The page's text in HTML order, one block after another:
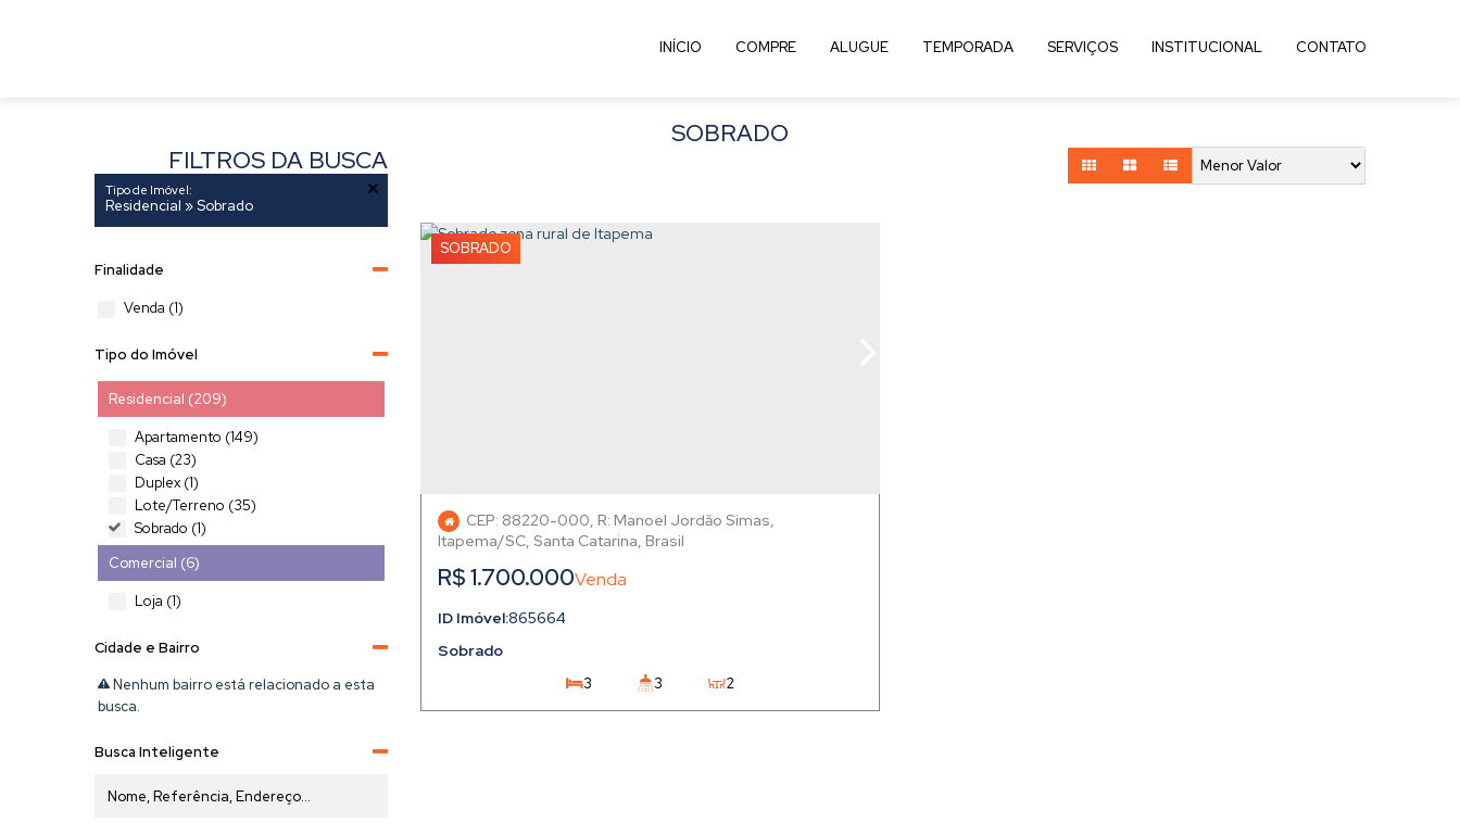
TEMPORADA SERVIÇOS INSTITUCIONAL CONTATO
ALUGUE
COMPRE
INÍCIO
SOBRADO
FILTROS DA BUSCA
Tipo de Imóvel:
Residencial » Sobrado
Finalidade
Venda (1)
Tipo do Imóvel
Residencial (209)
Apartamento (149)
Casa (23)
Duplex (1)
Lote/Terreno (35)
Sobrado (1)
Comercial (6)
Loja (1)
Rural (3)
Industrial (2)
Galpão (2)
Cidade e Bairro
Nenhum bairro está relacionado a esta
busca.
Busca Inteligente
SOBRADO
Sobrado
R$1.700.000
865664
CEP: 88220-000, R: Manoel Jordăo Simas,
Itapema
, Santa Catarina, Brasil
3 3
2